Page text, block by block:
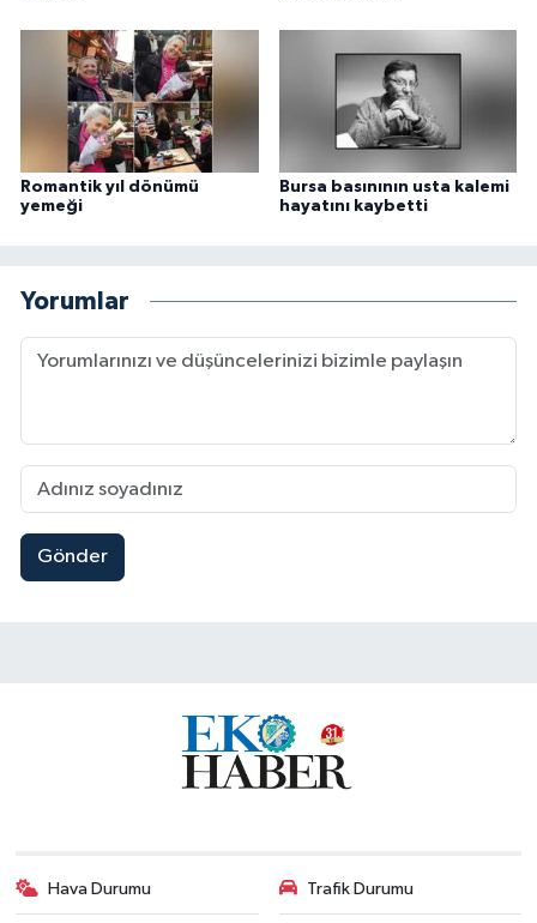
Romantik yıl dönümü
yemeği
Bursa basınının usta kalemi
hayatını kaybetti
Yorumlar
Gönder
Hava Durumu Trafik Durumu